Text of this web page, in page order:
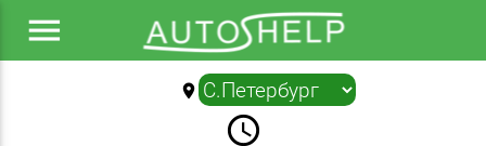
menu
location_on ▼
query_builder